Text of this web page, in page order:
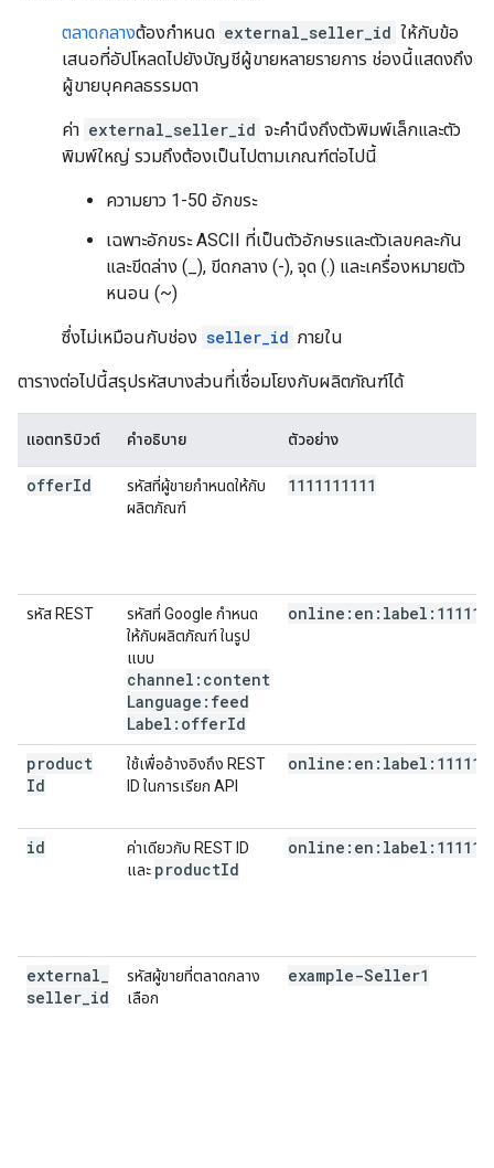
ตลาดกลางต้องกําหนด external_seller_id ให้กับข้อ
เสนอที่อัปโหลดไปยังบัญชีผู้ขายหลายรายการ ช่องนี้แสดงถึง
ผู้ขายบุคคลธรรมดา
ค่า external_seller_id จะคํานึงถึงตัวพิมพ์เล็กและตัว
พิมพ์ใหญ่ รวมถึงต้องเป็นไปตามเกณฑ์ต่อไปนี้
ความยาว 1-50 อักขระ
เฉพาะอักขระ ASCII ที่เป็นตัวอักษรและตัวเลขคละกัน
และขีดล่าง (_), ขีดกลาง (-), จุด (.) และเครื่องหมายตัว
หนอน (~)
ซึ่งไม่เหมือนกับช่อง seller_id ภายใน
ตารางต่อไปนี้สรุปรหัสบางส่วนที่เชื่อมโยงกับผลิตภัณฑ์ได้
แอตทริบิวต์ คำอธิบาย ตัวอย่าง
offerId
รหัสที่ผู้ขายกําหนดให้กับ
ผลิตภัณฑ์
1111111111
รหัส REST
รหัสที่ Google กําหนด
ให้กับผลิตภัณฑ์ ในรูป
แบบ
channel:content
Language:feed
Label:offerId
product
Id
ใช้เพื่ออ้างอิงถึง REST
ID ในการเรียก API
id
ค่าเดียวกับ REST ID
และ productId
external
seller id
รหัสผู้ขายที่ตลาดกลาง
เลือก
example-Seller1